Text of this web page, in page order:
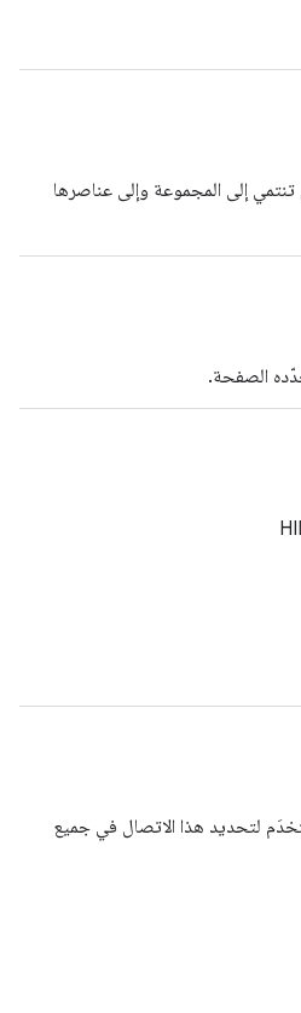
تنتمي إلى المجموعة وإلى عناصرها
الصفحة.
لتحديد هذا الاتصال في جميع